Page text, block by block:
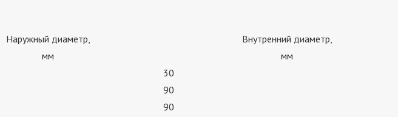
Наружный диаметр,
мм
Внутренний диаметр,
мм
30
90
90